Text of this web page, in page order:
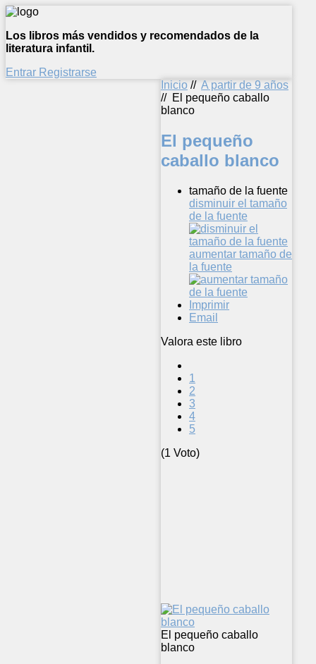
Los libros más vendidos y recomendados de la
literatura infantil.
Entrar Registrarse
Inicio // A partir de 9 años
// El pequeño caballo
blanco
El pequeño
caballo blanco
tamaño de la fuente
disminuir el tamaño
de la fuente
aumentar tamaño de
la fuente
Imprimir
Email
Valora este libro
1
2
3
4
5
(1 Voto)
El pequeño caballo
blanco